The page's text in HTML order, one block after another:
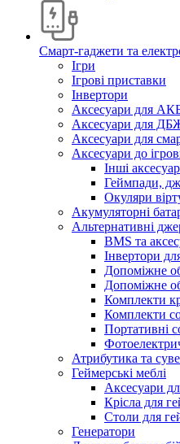
Смарт-гаджети та
Ігри
Ігрові приставки
Інвертори
Аксесуари для
Аксесуари для
Аксесуари для
Аксесуари до
Інші
Геймпади,
Окуляри
Акумуляторні
Альтернативні
BMS та
Інвертори
Допоміжне
Допоміжне
Комплекти
Комплекти
Портативні
Атрибутика та
Геймерські меблі
Аксесуари
Крісла для
Столи для
Генератори